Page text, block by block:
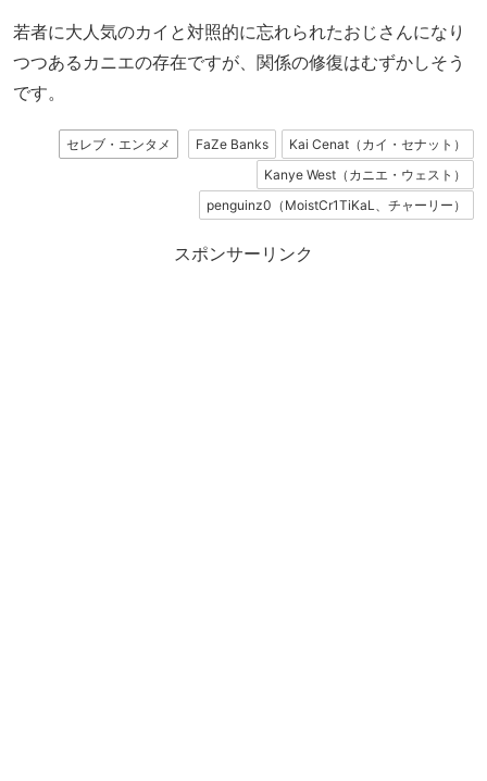
若者に大人気のカイと対照的に忘れられたおじさんになり
つつあるカニエの存在ですが、関係の修復はむずかしそう
です。
セレブ・エンタメ FaZe Banks
Kai Cenat（カイ・セナット）
Kanye West（カニエ・ウェスト）
penguinz0（MoistCr1TiKaL、チャーリー）
スポンサーリンク